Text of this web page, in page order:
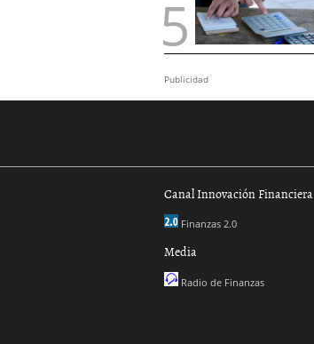
Publicidad
Canal Innovación Financiera
Finanzas 2.0
Media
Radio de Finanzas